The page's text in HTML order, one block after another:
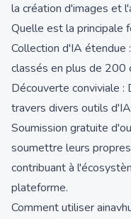
la création d'images et
Quelle est la principale
Collection d'IA
classés en plus de 200
Découverte conviviale :
travers divers outils
Soumission gratuite
soumettre leurs
contribuant à
plateforme.
Comment utiliser